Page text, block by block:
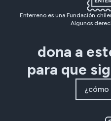
Enterreno es una Fundación
Algunos
dona a
para que